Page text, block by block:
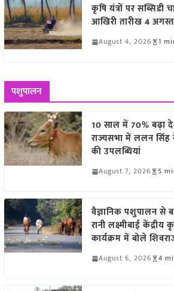
कृषि यंत्रों पर सब्सिडी
आखिरी तारीख 4
August 4, 2026 1
पशुपालन
10 साल में 70% बढ़ा
राज्यसभा में ललन सिंह
की उपलब्धियां
August 7, 2026 5
वैज्ञानिक पशुपालन से
रानी लक्ष्मीबाई केंद्रीय
कार्यक्रम में बोले
August 6, 2026 4